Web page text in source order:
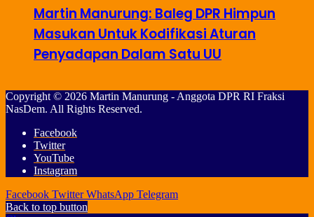
Martin Manurung: Baleg DPR Himpun
Masukan Untuk Kodifikasi Aturan
Penyadapan Dalam Satu UU
Copyright © 2026 Martin Manurung - Anggota DPR RI Fraksi
NasDem. All Rights Reserved.
Facebook
Twitter
YouTube
Instagram
Facebook Twitter WhatsApp Telegram
Back to top button